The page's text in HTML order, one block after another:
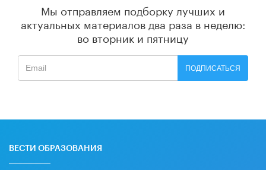
Мы отправляем подборку лучших и
актуальных материалов два раза в неделю:
во вторник и пятницу
ПОДПИСАТЬСЯ
ВЕСТИ ОБРАЗОВАНИЯ